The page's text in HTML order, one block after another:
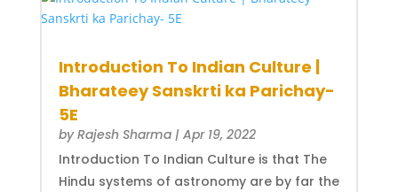
Introduction To Indian Culture |
Bharateey Sanskrti ka Parichay-
5E
byRajesh Sharma| Apr 19, 2022
Introduction To Indian Culture is that The
Hindu systems of astronomy are by far the